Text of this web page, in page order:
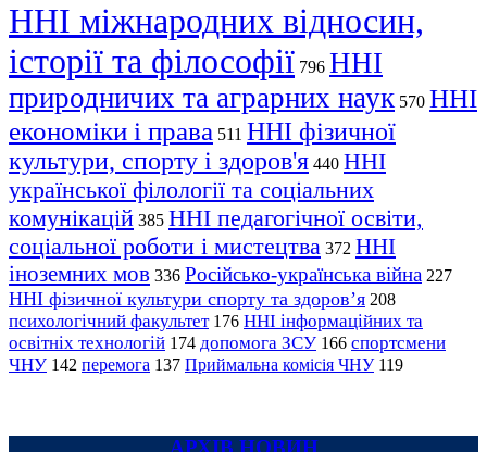
ННІ міжнародних відносин,
історії та філософії 796 ННІ
природничих та аграрних наук 570 ННІ
економіки і права 511 ННІ фізичної
культури, спорту і здоров'я 440 ННІ
української філології та соціальних
комунікацій 385 ННІ педагогічної освіти,
соціальної роботи і мистецтва 372 ННІ
іноземних мов 336 Російсько-українська війна 227
ННІ фізичної культури спорту та здоров’я 208
психологічний факультет 176 ННІ інформаційних та
освітніх технологій 174 допомога ЗСУ 166 спортсмени
ЧНУ 142 перемога 137 Приймальна комісія ЧНУ 119
АРХІВ НОВИН